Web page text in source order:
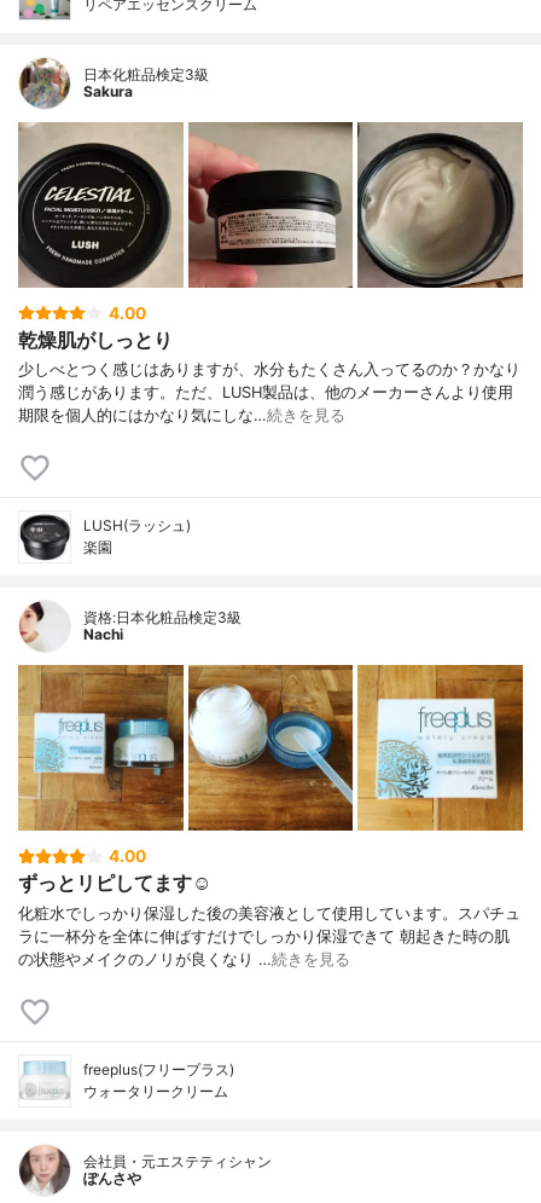
リペアエッセンスクリーム
日本化粧品検定3級
Sakura
4.00
乾燥肌がしっとり
少しべとつく感じはありますが、水分もたくさん入ってるのか？かなり
潤う感じがあります。ただ、LUSH製品は、他のメーカーさんより使用
期限を個人的にはかなり気にしな…続きを見る
LUSH(ラッシュ)
楽園
資格:日本化粧品検定3級
Nachi
4.00
ずっとリピしてます☺︎
化粧水でしっかり保湿した後の美容液として使用しています。スパチュ
ラに一杯分を全体に伸ばすだけでしっかり保湿できて 朝起きた時の肌
の状態やメイクのノリが良くなり …続きを見る
freeplus(フリープラス)
ウォータリークリーム
会社員・元エステティシャン
ぽんさや